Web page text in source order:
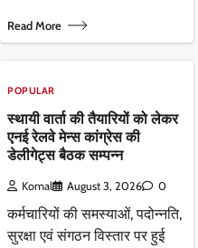
Read More
POPULAR
स्थायी वार्ता की तैयारियों को लेकर
एनई रेलवे मेन्स कांग्रेस की
डेलीगेट्स बैठक सम्पन्न
Komal August 3, 2026 0
कर्मचारियों की समस्याओं, पदोन्नति,
सुरक्षा एवं संगठन विस्तार पर हुई